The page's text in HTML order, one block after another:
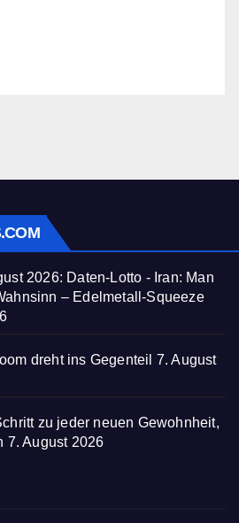
2026: Daten-Lotto - Iran: Man
– Edelmetall-Squeeze
dreht ins Gegenteil 7. August
zu jeder neuen Gewohnheit,
7. August 2026